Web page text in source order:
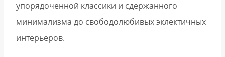
упорядоченной классики и сдержанного
минимализма до свободолюбивых эклектичных
интерьеров.